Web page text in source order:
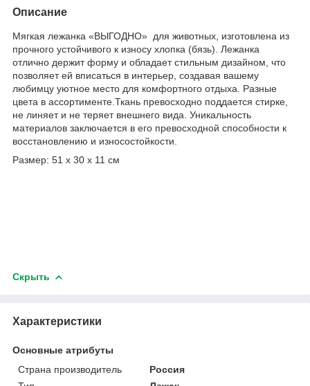
Описание
Мягкая лежанка «ВЫГОДНО» для животных, изготовлена из
прочного устойчивого к износу хлопка (бязь). Лежанка
отлично держит форму и обладает стильным дизайном, что
позволяет ей вписаться в интерьер, создавая вашему
любимцу уютное место для комфортного отдыха. Разные
цвета в ассортименте.Ткань превосходно поддается стирке,
не линяет и не теряет внешнего вида. Уникальность
материалов заключается в его превосходной способности к
восстановлению и износостойкости.
Размер: 51 х 30 х 11 см
Скрыть
Характеристики
Основные атрибуты
Страна производитель
Россия